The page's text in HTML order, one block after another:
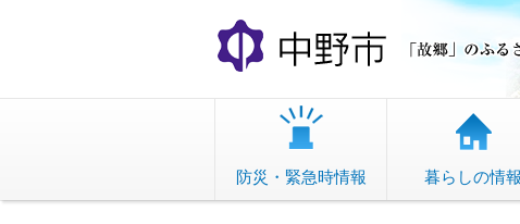
文
へ
動
防災・緊急時情報 暮らしの情報